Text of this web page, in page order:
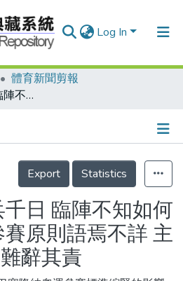
Log In
體育新聞剪報
有話直說 養兵千日 臨陣不知如何出兵？ 奧運參賽原則語焉不詳 主司者缺乏擔當難辭其責
Details
Export
Statistics
日 臨陣不知如何
原則語焉不詳 主
辭其責